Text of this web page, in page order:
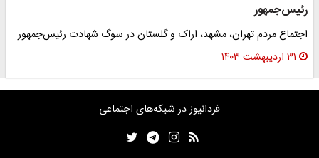
رئیس‌جمهور
اجتماع مردم تهران، مشهد، اراک و گلستان در سوگ شهادت رئیس‌جمهور
۳۱ اردیبهشت ۱۴۰۳
فردانیوز در شبکه‌های اجتماعی